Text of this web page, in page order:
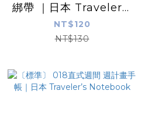
綁帶 ｜日本 Traveler’s
Notebook
NT$120
NT$130